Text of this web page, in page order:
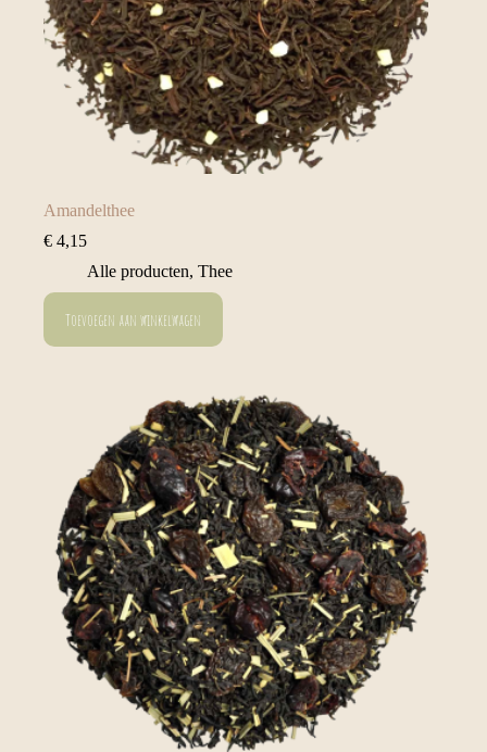
Amandelthee
€ 4,15
Alle producten, Thee
Toevoegen aan winkelwagen